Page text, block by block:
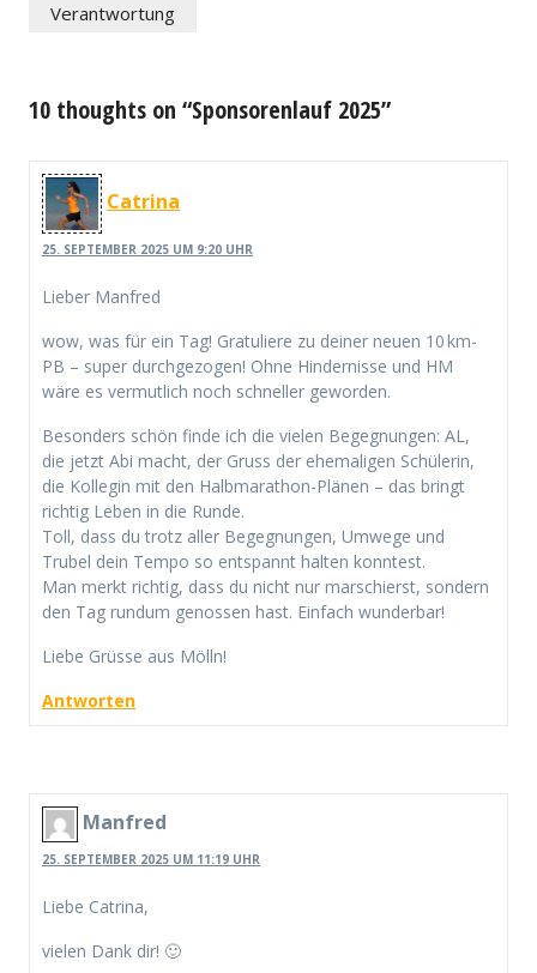
Verantwortung
10 thoughts on “Sponsorenlauf 2025”
Catrina
25. SEPTEMBER 2025 UM 9:20 UHR
Lieber Manfred
wow, was für ein Tag! Gratuliere zu deiner neuen 10 km-
PB – super durchgezogen! Ohne Hindernisse und HM
wäre es vermutlich noch schneller geworden.
Besonders schön finde ich die vielen Begegnungen: AL,
die jetzt Abi macht, der Gruss der ehemaligen Schülerin,
die Kollegin mit den Halbmarathon-Plänen – das bringt
richtig Leben in die Runde.
Toll, dass du trotz aller Begegnungen, Umwege und
Trubel dein Tempo so entspannt halten konntest.
Man merkt richtig, dass du nicht nur marschierst, sondern
den Tag rundum genossen hast. Einfach wunderbar!
Liebe Grüsse aus Mölln!
Antworten
Manfred
25. SEPTEMBER 2025 UM 11:19 UHR
Liebe Catrina,
vielen Dank dir! 🙂